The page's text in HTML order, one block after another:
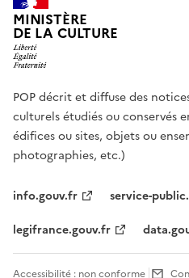
MINISTÈRE
DE LA CULTURE
POP décrit et diffuse des
culturels étudiés ou conservés
édifices ou sites, objets ou
photographies, etc.)
info.gouv.fr
service-
legifrance.gouv.fr
Accessibilité : non conforme